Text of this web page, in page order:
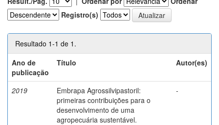
Registro(s)
Resultado 1-1 de 1.
Ano de
publicação
Título Autor(es)
2019
Embrapa Agrossilvipastoril:
primeiras contribuições para o
desenvolvimento de uma
agropecuária sustentável.
-